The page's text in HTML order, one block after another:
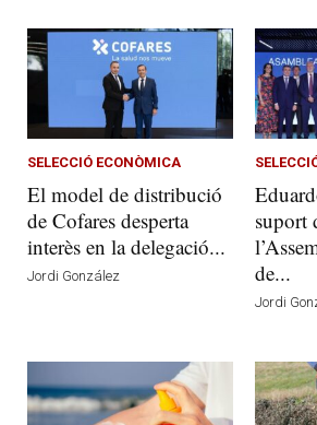
SELECCIÓ ECONÒMICA
El model de distribució
de Cofares desperta
interès en la delegació...
Jordi González
suport
de...
Jordi